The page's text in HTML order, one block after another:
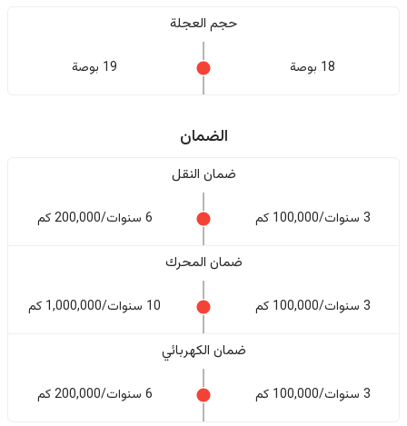
حجم العجلة
18 بوصة 19 بوصة
الضمان
ضمان النقل
3 سنوات/100,000 كم 6 سنوات/200,000 كم
ضمان المحرك
3 سنوات/100,000 كم 10 سنوات/1,000,000 كم
ضمان الكهربائي
3 سنوات/100,000 كم 6 سنوات/200,000 كم